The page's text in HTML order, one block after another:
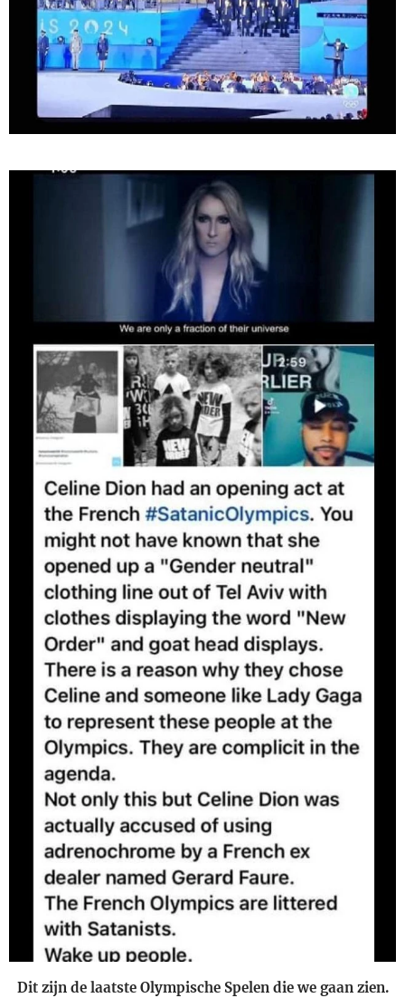
Dit zijn de laatste Olympische Spelen die we gaan zien.